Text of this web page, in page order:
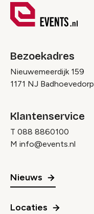
Bezoekadres
Nieuwemeerdijk 159
1171 NJ Badhoevedorp
Klantenservice
T 088 8860100
M info@events.nl
Nieuws
Locaties